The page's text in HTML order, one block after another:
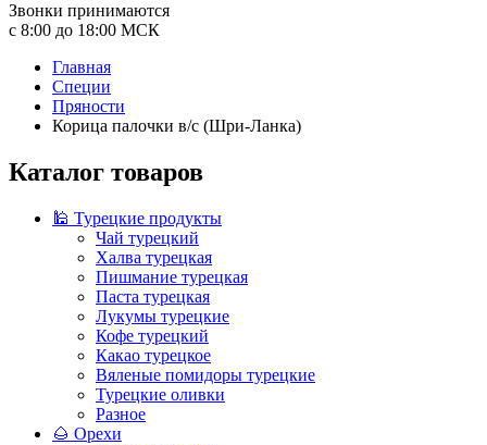
Звонки принимаются
с 8:00 до 18:00 МСК
Главная
Специи
Пряности
Корица палочки в/c (Шри-Ланка)
Каталог товаров
🕌 Турецкие продукты
Чай турецкий
Халва турецкая
Пишмание турецкая
Паста турецкая
Лукумы турецкие
Кофе турецкий
Какао турецкое
Вяленые помидоры турецкие
Турецкие оливки
Разное
🌰 Орехи